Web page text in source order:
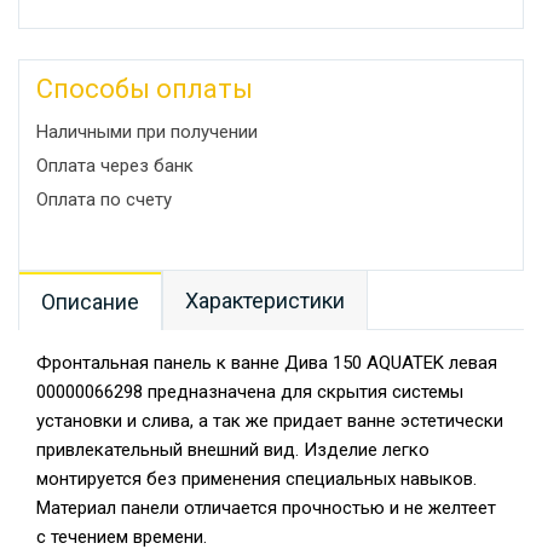
Способы оплаты
Наличными при получении
Оплата через банк
Оплата по счету
Описание Характеристики
Фронтальная панель к ванне Дива 150 AQUATEK левая
00000066298 предназначена для скрытия системы
установки и слива, а так же придает ванне эстетически
привлекательный внешний вид. Изделие легко
монтируется без применения специальных навыков.
Материал панели отличается прочностью и не желтеет
с течением времени.